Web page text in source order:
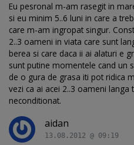
Eu pesronal m-am rasegit in
si eu minim 5..6 luni in care a
care m-am ingropat singur.
2..3 oameni in viata care sunt
berea si care daca ii ai alaturi e
sunt putine momentele cand un
de o gura de grasa iti pot ridica
vezi ca ai acei 2..3 oameni langa
neconditionat.
aidan
13.08.2012 @ 09:19